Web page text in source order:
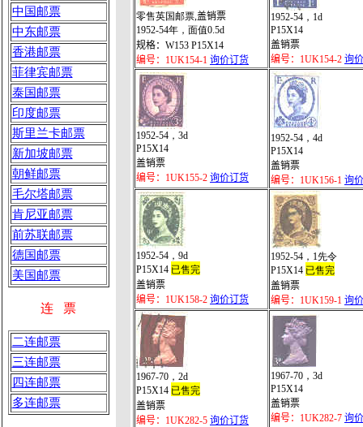
中国邮票
中东邮票
香港邮票
菲律宾邮票
泰国邮票
印度邮票
斯里兰卡邮票
新加坡邮票
朝鲜邮票
毛尔塔邮票
肯尼亚邮票
前苏联邮票
德国邮票
美国邮票
连 票
二连邮票
三连邮票
四连邮票
多连邮票
零售英国邮票,盖销票
1952-54年，面值0.5d
规格：W153 P15X14
编号：1UK154-1 询价订货
1952-54，1d
P15X14
盖销票
编号：1UK154-2 询
1952-54，3d
P15X14
盖销票
编号：1UK155-2 询价订货
1952-54，4d
P15X14
盖销票
编号：1UK156-1 询
1952-54，9d
P15X14 已售完
盖销票
编号：1UK158-2 询价订货
1952-54，1先令
P15X14 已售完
盖销票
编号：1UK159-1 询
1967-70，2d
P15X14 已售完
盖销票
编号：1UK282-5 询价订货
1967-70，3d
P15X14
盖销票
编号：1UK282-7 询